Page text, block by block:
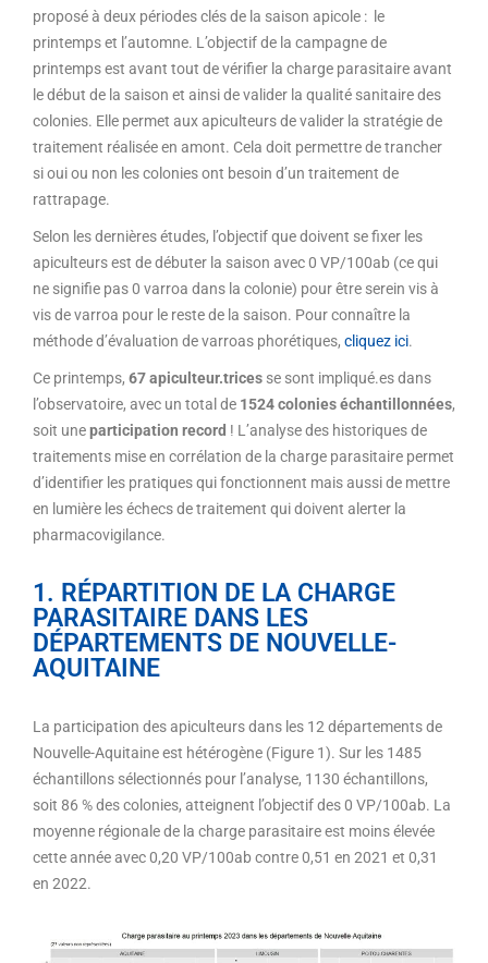
proposé à deux périodes clés de la saison apicole : le
printemps et l’automne. L’objectif de la campagne de
printemps est avant tout de vérifier la charge parasitaire avant
le début de la saison et ainsi de valider la qualité sanitaire des
colonies. Elle permet aux apiculteurs de valider la stratégie de
traitement réalisée en amont. Cela doit permettre de trancher
si oui ou non les colonies ont besoin d’un traitement de
rattrapage.
Selon les dernières études, l’objectif que doivent se fixer les
apiculteurs est de débuter la saison avec 0 VP/100ab (ce qui
ne signifie pas 0 varroa dans la colonie) pour être serein vis à
vis de varroa pour le reste de la saison. Pour connaître la
méthode d’évaluation de varroas phorétiques, cliquez ici.
Ce printemps, 67 apiculteur.trices se sont impliqué.es dans
l’observatoire, avec un total de 1524 colonies échantillonnées,
soit uneparticipation record ! L’analyse des historiques de
traitements mise en corrélation de la charge parasitaire permet
d’identifier les pratiques qui fonctionnent mais aussi de mettre
en lumière les échecs de traitement qui doivent alerter la
pharmacovigilance.
1. RÉPARTITION DE LA CHARGE
PARASITAIRE DANS LES
DÉPARTEMENTS DE NOUVELLE-
AQUITAINE
La participation des apiculteurs dans les 12 départements de
Nouvelle-Aquitaine est hétérogène (Figure 1). Sur les 1485
échantillons sélectionnés pour l’analyse, 1130 échantillons,
soit 86 % des colonies, atteignent l’objectif des 0 VP/100ab. La
moyenne régionale de la charge parasitaire est moins élevée
cette année avec 0,20 VP/100ab contre 0,51 en 2021 et 0,31
en 2022.